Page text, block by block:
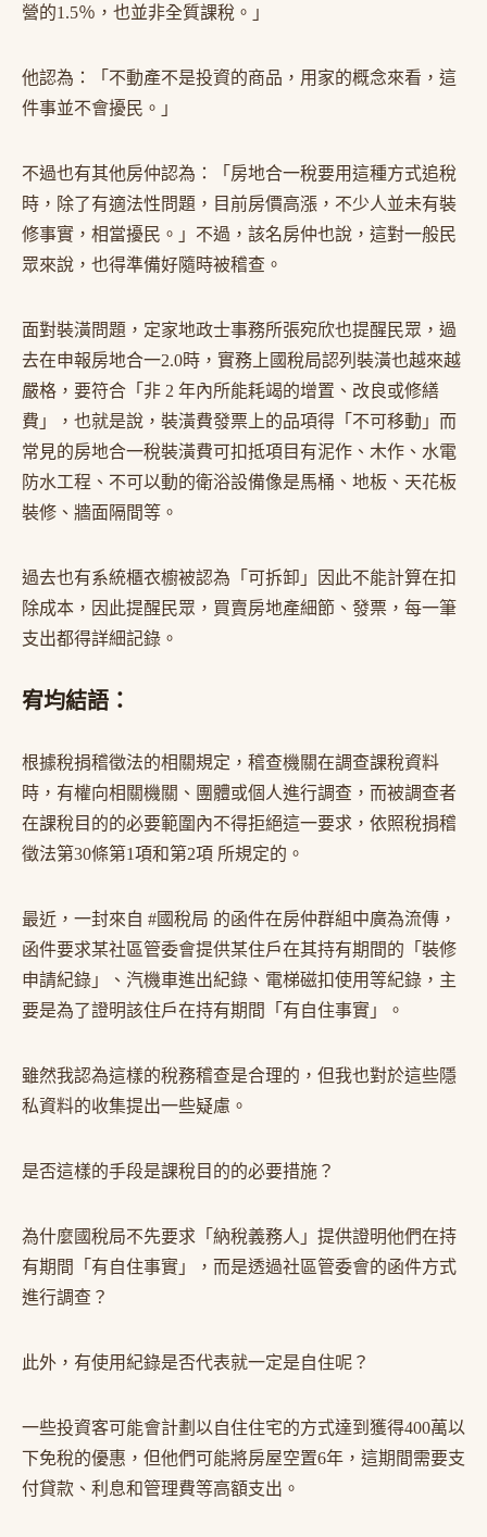
營的1.5％，也並非全質課稅。」
他認為：「不動產不是投資的商品，用家的概念來看，這
件事並不會擾民。」
不過也有其他房仲認為：「房地合一稅要用這種方式追稅
時，除了有適法性問題，目前房價高漲，不少人並未有裝
修事實，相當擾民。」不過，該名房仲也說，這對一般民
眾來說，也得準備好隨時被稽查。
面對裝潢問題，定家地政士事務所張宛欣也提醒民眾，過
去在申報房地合一2.0時，實務上國稅局認列裝潢也越來越
嚴格，要符合「非 2 年內所能耗竭的增置、改良或修繕
費」，也就是說，裝潢費發票上的品項得「不可移動」而
常見的房地合一稅裝潢費可扣抵項目有泥作、木作、水電
防水工程、不可以動的衛浴設備像是馬桶、地板、天花板
裝修、牆面隔間等。
過去也有系統櫃衣櫥被認為「可拆卸」因此不能計算在扣
除成本，因此提醒民眾，買賣房地產細節、發票，每一筆
支出都得詳細記錄。
宥均結語：
根據稅捐稽徵法的相關規定，稽查機關在調查課稅資料
時，有權向相關機關、團體或個人進行調查，而被調查者
在課稅目的的必要範圍內不得拒絕這一要求，依照稅捐稽
徵法第30條第1項和第2項 所規定的。
最近，一封來自 #國稅局 的函件在房仲群組中廣為流傳，
函件要求某社區管委會提供某住戶在其持有期間的「裝修
申請紀錄」、汽機車進出紀錄、電梯磁扣使用等紀錄，主
要是為了證明該住戶在持有期間「有自住事實」。
雖然我認為這樣的稅務稽查是合理的，但我也對於這些隱
私資料的收集提出一些疑慮。
是否這樣的手段是課稅目的的必要措施？
為什麼國稅局不先要求「納稅義務人」提供證明他們在持
有期間「有自住事實」，而是透過社區管委會的函件方式
進行調查？
此外，有使用紀錄是否代表就一定是自住呢？
一些投資客可能會計劃以自住住宅的方式達到獲得400萬以
下免稅的優惠，但他們可能將房屋空置6年，這期間需要支
付貸款、利息和管理費等高額支出。